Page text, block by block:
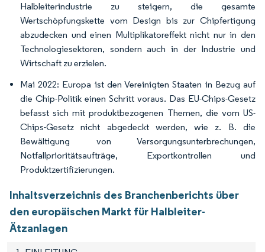
Halbleiterindustrie zu steigern, die gesamte
Wertschöpfungskette vom Design bis zur Chipfertigung
abzudecken und einen Multiplikatoreffekt nicht nur in den
Technologiesektoren, sondern auch in der Industrie und
Wirtschaft zu erzielen.
Mai 2022: Europa ist den Vereinigten Staaten in Bezug auf
die Chip-Politik einen Schritt voraus. Das EU-Chips-Gesetz
befasst sich mit produktbezogenen Themen, die vom US-
Chips-Gesetz nicht abgedeckt werden, wie z. B. die
Bewältigung von Versorgungsunterbrechungen,
Notfallprioritätsaufträge, Exportkontrollen und
Produktzertifizierungen.
Inhaltsverzeichnis des Branchenberichts über
den europäischen Markt für Halbleiter-
Ätzanlagen